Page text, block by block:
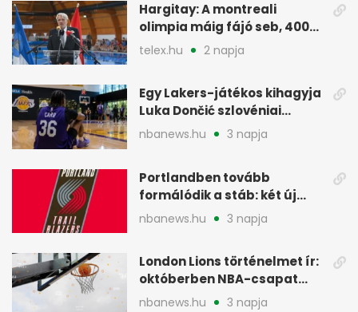
Hargitay: A montreali
olimpia máig fájó seb, 400
vegyesen 4. lett
telex.hu 2 napja
Egy Lakers-játékos kihagyja
Luka Dončić szlovéniai
minicampjét
nbanews.hu 3 napja
Portlandben tovább
formálódik a stáb: két új
szakember a Blazersnél
nbanews.hu 3 napja
London Lions történelmet ír:
októberben NBA-csapat
ellen lép pályára
nbanews.hu 3 napja